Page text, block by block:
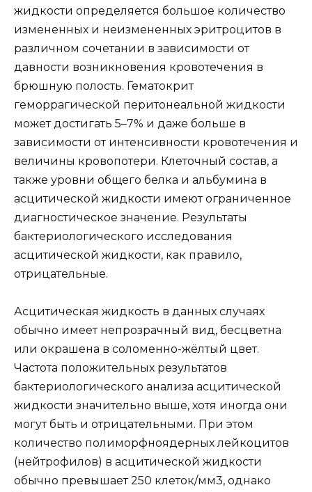
жидкости определяется большое количество
измененных и неизмененных эритроцитов в
различном сочетании в зависимости от
давности возникновения кровотечения в
брюшную полость. Гематокрит
геморрагической перитонеальной жидкости
может достигать 5–7% и даже больше в
зависимости от интенсивности кровотечения и
величины кровопотери. Клеточный состав, а
также уровни общего белка и альбумина в
асцитической жидкости имеют ограниченное
диагностическое значение. Результаты
бактериологического исследования
асцитической жидкости, как правило,
отрицательные.
Асцитическая жидкость в данных случаях
обычно имеет непрозрачный вид, бесцветна
или окрашена в соломенно-жёлтый цвет.
Частота положительных результатов
бактериологического анализа асцитической
жидкости значительно выше, хотя иногда они
могут быть и отрицательными. При этом
количество полиморфноядерных лейкоцитов
(нейтрофилов) в асцитической жидкости
обычно превышает 250 клеток/мм3, однако